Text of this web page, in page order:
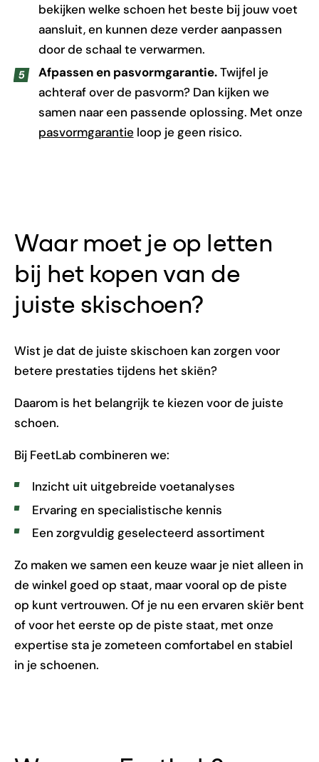
bekijken welke schoen het beste bij jouw voet
aansluit, en kunnen deze verder aanpassen
door de schaal te verwarmen.
Afpassen en pasvormgarantie.Twijfel je
achteraf over de pasvorm? Dan kijken we
samen naar een passende oplossing. Met onze
pasvormgarantieloop je geen risico.
Waar moet je op letten
bij het kopen van de
juiste skischoen?
Wist je dat de juiste skischoen kan zorgen voor
betere prestaties tijdens het skiën?
Daarom is het belangrijk te kiezen voor de juiste
schoen.
Bij FeetLab combineren we:
Inzicht uit uitgebreide voetanalyses
Ervaring en specialistische kennis
Een zorgvuldig geselecteerd assortiment
Zo maken we samen een keuze waar je niet alleen in
de winkel goed op staat, maar vooral op de piste
op kunt vertrouwen. Of je nu een ervaren skiër bent
of voor het eerste op de piste staat, met onze
expertise sta je zometeen comfortabel en stabiel
in je schoenen.